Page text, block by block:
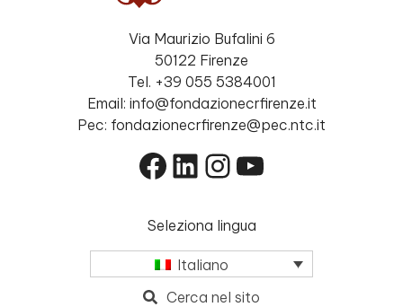
Via Maurizio Bufalini 6
50122 Firenze
Tel. +39 055 5384001
Email: info@fondazionecrfirenze.it
Pec: fondazionecrfirenze@pec.ntc.it
Facebook
LinkedIn
Instagram
YouTube
Seleziona lingua
Italiano
Cerca nel sito